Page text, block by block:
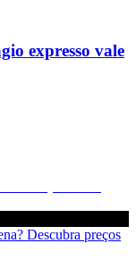
expresso vale
Descubra preços